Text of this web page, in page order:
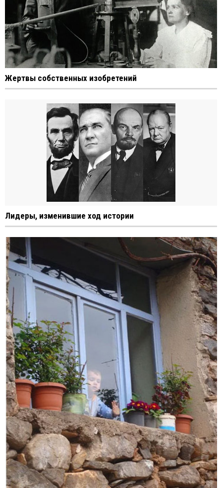
Жертвы собственных изобретений
Лидеры, изменившие ход истории